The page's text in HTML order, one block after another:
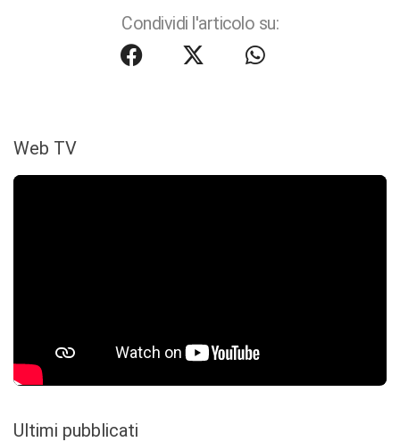
Condividi l'articolo su:
Web TV
Ultimi pubblicati